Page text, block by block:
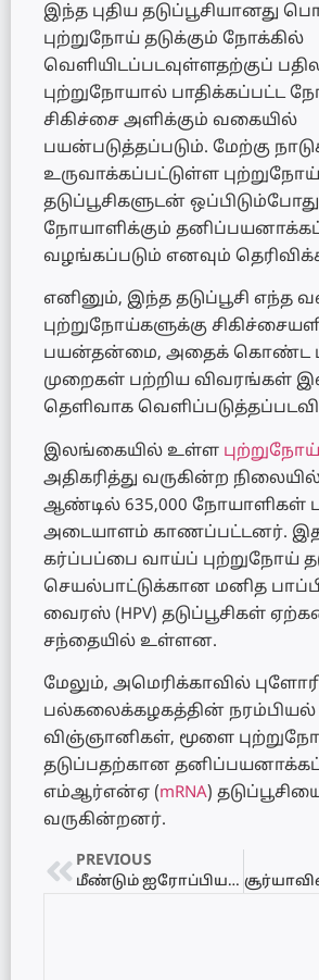
இந்த புதிய தடுப்பூசியானது
புற்றுநோய் தடுக்கும் நோக்கில்
வெளியிடப்படவுள்ளதற்குப்
புற்றுநோயால் பாதிக்கப்பட்ட
சிகிச்சை அளிக்கும் வகையில்
பயன்படுத்தப்படும். மேற்கு
உருவாக்கப்பட்டுள்ள புற்றுநோய்
தடுப்பூசிகளுடன்
நோயாளிக்கும்
வழங்கப்படும் எனவும்
எனினும், இந்த தடுப்பூசி எந்த
புற்றுநோய்களுக்கு
பயன்தன்மை, அதைக் கொண்ட
முறைகள் பற்றிய விவரங்கள்
தெளிவாக
இலங்கையில் உள்ள புற்றுநோய்
அதிகரித்து வருகின்ற
ஆண்டில் 635,000 நோயாளிகள்
அடையாளம் காணப்பட்டனர்.
கர்ப்பப்பை வாய்ப் புற்றுநோய்
செயல்பாட்டுக்கான மனித
வைரஸ் (HPV) தடுப்பூசிகள்
சந்தையில் உள்ளன.
மேலும், அமெரிக்காவில்
பல்கலைக்கழகத்தின் நரம்பியல்
விஞ்ஞானிகள், மூளை
தடுப்பதற்கான
எம்ஆர்என்ஏ (mRNA)
வருகின்றனர்.
PREVIOUS
மீண்டும் ஐரோப்பிய ஒன்றியம் பக்கம் சாயும் பிரித்தானியா?